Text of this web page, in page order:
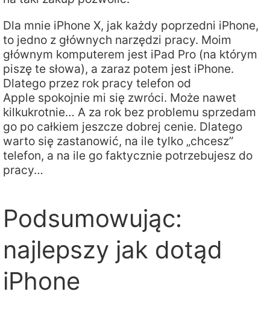
Dla mnie iPhone X, jak każdy poprzedni iPhone,
to jedno z głównych narzędzi pracy. Moim
głównym komputerem jest iPad Pro (na którym
piszę te słowa), a zaraz potem jest iPhone.
Dlatego przez rok pracy telefon od
Apple spokojnie mi się zwróci. Może nawet
kilkukrotnie… A za rok bez problemu sprzedam
go po całkiem jeszcze dobrej cenie. Dlatego
warto się zastanowić, na ile tylko „chcesz”
telefon, a na ile go faktycznie potrzebujesz do
pracy…
Podsumowując:
najlepszy jak dotąd
iPhone